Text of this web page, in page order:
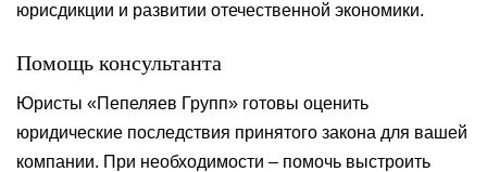
юрисдикции и развитии отечественной экономики.
Помощь консультанта
Юристы «Пепеляев Групп» готовы оценить
юридические последствия принятого закона для вашей
компании. При необходимости – помочь выстроить